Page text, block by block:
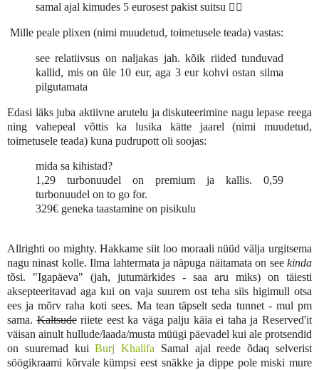
samal ajal kimudes 5 eurosest pakist suitsu 💁‍♀
Mille peale plixen (nimi muudetud, toimetusele teada) vastas:
see relatiivsus on naljakas jah. kõik riided tunduvad
kallid, mis on üle 10 eur, aga 3 eur kohvi ostan silma
pilgutamata
Edasi läks juba aktiivne arutelu ja diskuteerimine nagu lepase reega
ning vahepeal võttis ka lusika kätte jaarel (nimi muudetud,
toimetusele teada) kuna pudrupott oli soojas:
mida sa kihistad?
1,29 turbonuudel on premium ja kallis. 0,59
turbonuudel on to go for.
329€ geneka taastamine on pisikulu
Allrighti oo mighty. Hakkame siit loo moraali nüüd välja urgitsema
nagu ninast kolle. Ilma lahtermata ja näpuga näitamata on see kinda
tõsi. "Igapäeva" (jah, jutumärkides - saa aru miks) on täiesti
aksepteeritavad aga kui on vaja suurem ost teha siis higimull otsa
ees ja mõrv raha koti sees. Ma tean täpselt seda tunnet - mul pm
sama.Kaltsuderiiete eest ka väga palju käia ei taha ja Reserved'it
väisan ainult hullude/laada/musta müügi päevadel kui ale protsendid
on suuremad kuiBurj Khalifa Samal ajal reede õdaq selverist
söögikraami kõrvale kümpsi eest snäkke ja dippe pole miski mure